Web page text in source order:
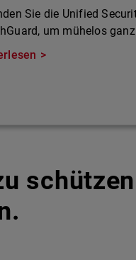
Sie die Unified
um mühelos